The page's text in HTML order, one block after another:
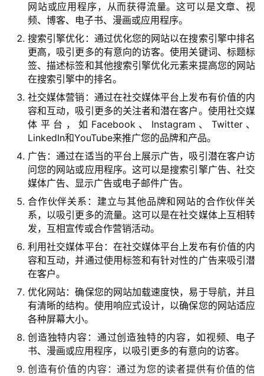
网站或应用程序，从而获得流量。这可以是文章、视
频、博客、电子书、漫画或应用程序。
搜索引擎优化：通过优化您的网站以在搜索引擎中排名
更高，吸引更多的有意向的访客。使用关键词、标题标
签、描述标签和其他搜索引擎优化元素来提高您的网站
在搜索引擎中的排名。
社交媒体营销：通过在社交媒体平台上发布有价值的内
容和互动，吸引更多的关注者和潜在客户。使用社交媒
体平台，如Facebook、Instagram、Twitter、
LinkedIn和YouTube来推广您的品牌和产品。
广告：通过在适当的平台上展示广告，吸引潜在客户访
问您的网站或应用程序。这可以是搜索引擎广告、社交
媒体广告、显示广告或电子邮件广告。
合作伙伴关系：建立与其他品牌和网站的合作伙伴关
系，以吸引更多的流量。这可以是在社交媒体上互相转
发，互相宣传或合作营销活动。
利用社交媒体平台：在社交媒体平台上发布有价值的内
容和互动，并通过使用标签和有针对性的广告来吸引潜
在客户。
优化网站：确保您的网站加载速度快，易于导航，并且
有清晰的结构。使用响应式设计，以确保您的网站适应
各种屏幕大小。
创造独特内容：通过创造独特的内容，如视频、电子
书、漫画或应用程序，以吸引更多的有意向的访客。
创造有价值的内容：通过为您的读者提供有价值的信